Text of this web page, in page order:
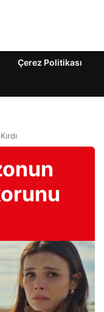
Çerez Politikası